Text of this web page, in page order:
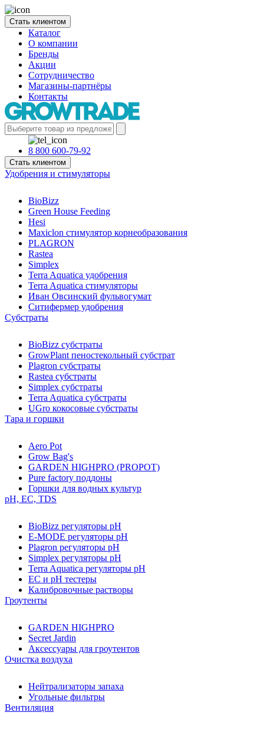
Стать клиентом
Каталог
О компании
Бренды
Акции
Сотрудничество
Магазины-партнёры
Контакты
8 800 600-79-92
Стать клиентом
Удобрения и стимуляторы
BioBizz
Green House Feeding
Hesi
Maxiclon стимулятор корнеобразования
PLAGRON
Rastea
Simplex
Terra Aquatica удобрения
Terra Aquatica стимуляторы
Иван Овсинский фульвогумат
Ситифермер удобрения
Субстраты
BioBizz cубстраты
GrowPlant пеностекольный субстрат
Plagron cубстраты
Rastea cубстраты
Simplex cубстраты
Terra Aquatica cубстраты
UGro кокосовые субстраты
Тара и горшки
Aero Pot
Grow Bag's
GARDEN HIGHPRO (PROPOT)
Pure factory поддоны
Горшки для водных культур
pH, EC, TDS
BioBizz регуляторы pH
E-MODE регуляторы pH
Plagron регуляторы pH
Simplex регуляторы pH
Terra Aquatica регуляторы pH
EC и pH тестеры
Калибровочные растворы
Гроутенты
GARDEN HIGHPRO
Secret Jardin
Аксессуары для гроутентов
Очистка воздуха
Нейтрализаторы запаха
Угольные фильтры
Вентиляция